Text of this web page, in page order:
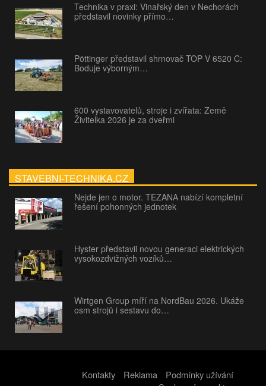
Technika v praxi: Vinařský den v Nechorách
představil novinky přímo…
Pöttinger představil shrnovač TOP V 6520 C:
Boduje výborným…
600 vystavovatelů, stroje i zvířata: Země
Živitelka 2026 je za dveřmi
STAVEBNI-TECHNIKA.CZ
Nejde jen o motor. TEZANA nabízí kompletní
řešení pohonných jednotek
Hyster představil novou generaci elektrických
vysokozdvižných vozíků…
Wirtgen Group míří na NordBau 2026. Ukáže
osm strojů i sestavu do…
Kontakty Reklama
Podmínky užívání